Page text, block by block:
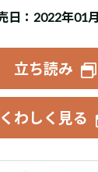
日：2022年01
立ち読み
くわしく見る